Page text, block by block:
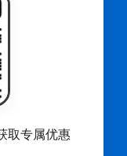
取专属优惠